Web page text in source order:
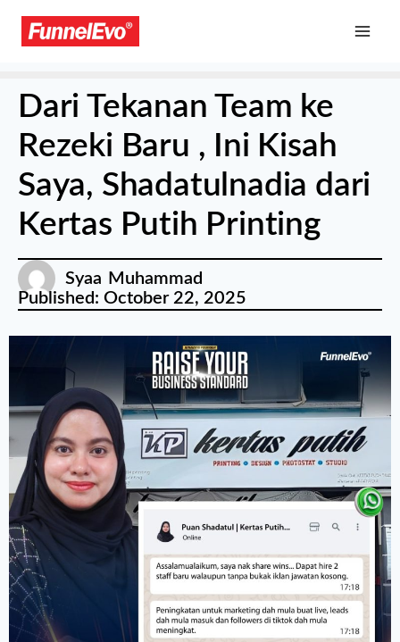
Dari Tekanan Team ke
Rezeki Baru , Ini Kisah
Saya, Shadatulnadia dari
Kertas Putih Printing
Syaa Muhammad
Published: October 22, 2025